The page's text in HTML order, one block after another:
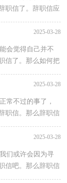
职信了。辞职信应
2025-03-28
会觉得自己并不
信了。那么如何把
的...
2025-03-28
常不过的事了，
职信。那么辞职信
单的...
2025-03-28
们或许会因为寻
信吧。那么辞职信